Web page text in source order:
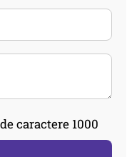
caractere 1000